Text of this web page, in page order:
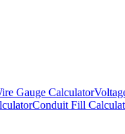
Gauge Calculator
Conduit Fill